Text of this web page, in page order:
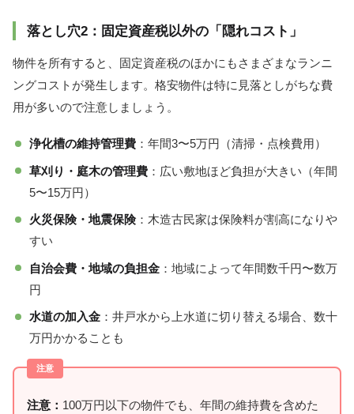
落とし穴2：固定資産税以外の「隠れコスト」
物件を所有すると、固定資産税のほかにもさまざまなランニ
ングコストが発生します。格安物件は特に見落としがちな費
用が多いので注意しましょう。
浄化槽の維持管理費 ：年間3〜5万円（清掃・点検費用）
草刈り・庭木の管理費 ：広い敷地ほど負担が大きい（年間
5〜15万円）
火災保険・地震保険：木造古民家は保険料が割高になりや
すい
自治会費・地域の負担金 ：地域によって年間数千円〜数万
円
水道の加入金 ：井戸水から上水道に切り替える場合、数十
万円かかることも
注意： 100万円以下の物件でも、年間の維持費を含めた